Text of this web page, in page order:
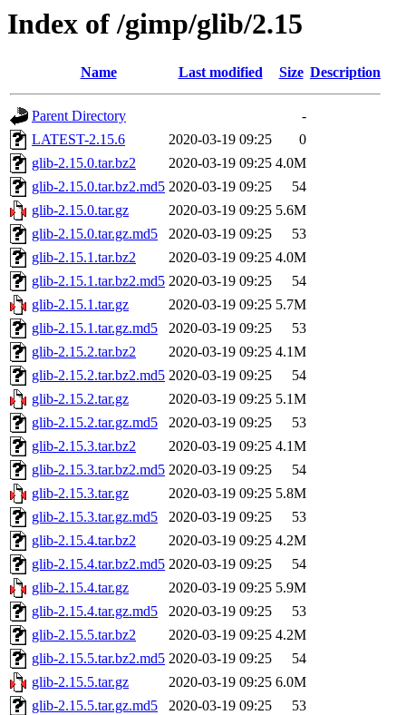
Index of /gimp/glib/2.15
Name Last modified Size Description
Parent Directory
-
LATEST-2.15.6
2020-03-19 09:25
0
glib-2.15.0.tar.bz2
2020-03-19 09:25 4.0M
glib-2.15.0.tar.bz2.md5 2020-03-19 09:25
54
glib-2.15.0.tar.gz
2020-03-19 09:25 5.6M
glib-2.15.0.tar.gz.md5
2020-03-19 09:25
53
glib-2.15.1.tar.bz2
2020-03-19 09:25 4.0M
glib-2.15.1.tar.bz2.md5 2020-03-19 09:25
54
glib-2.15.1.tar.gz
2020-03-19 09:25 5.7M
glib-2.15.1.tar.gz.md5
2020-03-19 09:25
53
glib-2.15.2.tar.bz2
2020-03-19 09:25 4.1M
glib-2.15.2.tar.bz2.md5 2020-03-19 09:25
54
glib-2.15.2.tar.gz
2020-03-19 09:25 5.1M
glib-2.15.2.tar.gz.md5
2020-03-19 09:25
53
glib-2.15.3.tar.bz2
2020-03-19 09:25 4.1M
glib-2.15.3.tar.bz2.md5 2020-03-19 09:25
54
glib-2.15.3.tar.gz
2020-03-19 09:25 5.8M
glib-2.15.3.tar.gz.md5
2020-03-19 09:25
53
glib-2.15.4.tar.bz2
2020-03-19 09:25 4.2M
glib-2.15.4.tar.bz2.md5 2020-03-19 09:25
54
glib-2.15.4.tar.gz
2020-03-19 09:25 5.9M
glib-2.15.4.tar.gz.md5
2020-03-19 09:25
53
glib-2.15.5.tar.bz2
2020-03-19 09:25 4.2M
glib-2.15.5.tar.bz2.md5 2020-03-19 09:25
54
glib-2.15.5.tar.gz
2020-03-19 09:25 6.0M
glib-2.15.5.tar.gz.md5
2020-03-19 09:25
53